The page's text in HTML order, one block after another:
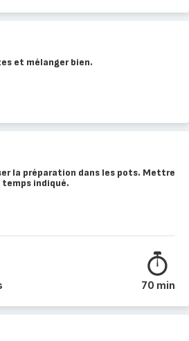
et mélanger bien.
la préparation dans les pots. Mettre
temps indiqué.
70 min